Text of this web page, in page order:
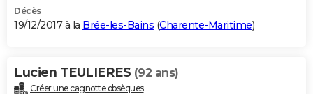
Décès
19/12/2017 à la Brée-les-Bains (Charente-Maritime)
Lucien TEULIERES (92 ans)
Créer une cagnotte obsèques